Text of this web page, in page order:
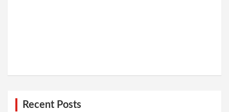
Recent Posts